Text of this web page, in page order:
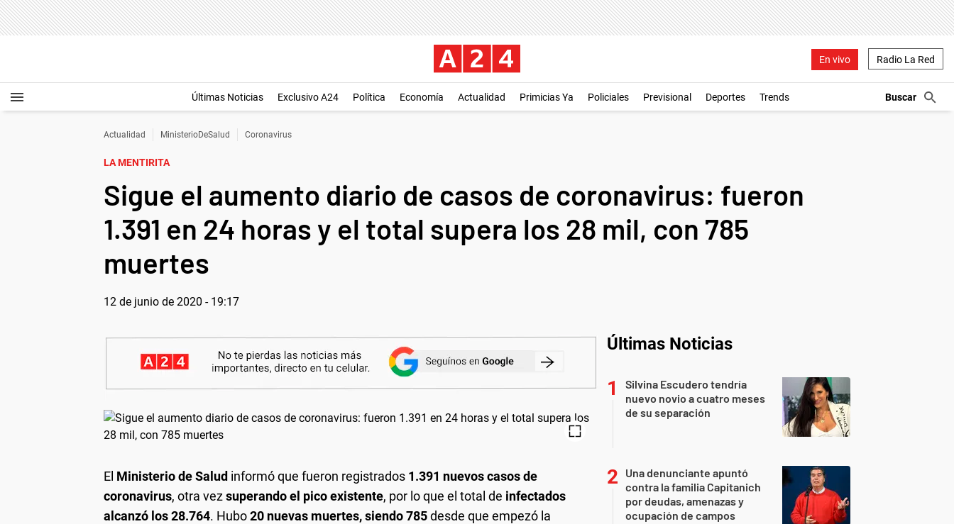
En vivo Radio La Red
Últimas Noticias Exclusivo A24 Política Economía Actualidad Primicias Ya Policiales Previsional Deportes Trends
Actualidad MinisterioDeSalud Coronavirus
LA MENTIRITA
Sigue el aumento diario de casos de coronavirus: fueron
1.391 en 24 horas y el total supera los 28 mil, con 785
muertes
12 de junio de 2020 - 19:17
El Ministerio de Salud informó que fueron registrados 1.391 nuevos casos de
coronavirus, otra vezsuperando el pico existente, por lo que el total de infectados
alcanzó los 28.764. Hubo20 nuevas muertes, siendo 785desde que empezó la
Últimas Noticias
Silvina Escudero tendría
nuevo novio a cuatro meses
de su separación
Una denunciante apuntó
contra la familia Capitanich
por deudas, amenazas y
ocupación de campos